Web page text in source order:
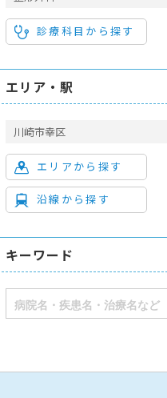
診療科目から探す
エリア・駅
川崎市幸区
エリアから探す
沿線から探す
キーワード